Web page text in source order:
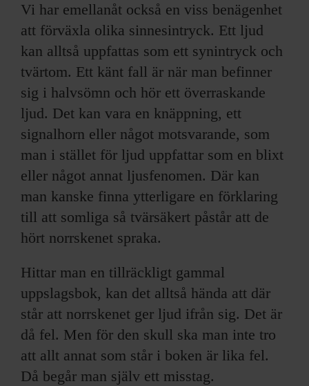
Vi har emellanåt också en viss benägenhet
att förväxla olika sinnesintryck. Ett ljud
kan alltså uppfattas som ett synintryck och
tvärtom. Ett känt fall är när man befinner
sig i halvsömn och hör ett överraskande
ljud. Det kan vara en knäppning, ett
signalhorn eller något motsvarande, som
man i stället för ljud uppfattar som en blixt
eller något annat ljusfenomen. Där kan
man kanske finna ytterligare en förklaring
till att somliga så tvärsäkert påstår att de
hört norrskenet spraka.
Hittar man en tillräckligt gammal
uppslagsbok, kan det alltså hända att där
står att norrskenet ger ljud ifrån sig. Det är
då fel. Men för den skull ska man inte tro
att allt annat som står i boken är lika fel.
Då begår man själv ett misstag.